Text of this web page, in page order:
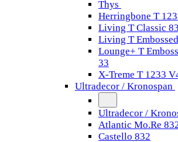
Thys
Herringbone T
Living T Classic
Living T
Lounge+ T
33
X-Treme T 1233
Ultradecor / Kronospan
Ultradecor /
Atlantic Mo.Re
Castello 832